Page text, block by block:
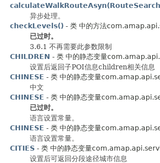
异步处理。
checkLevels() - 类 中的方法
已过时。
3.6.1 不再需要此参数限制
CHILDREN - 类 中的静态变量
设置后返回子POI信息children相关信息
CHINESE - 类 中的静态变量
中文
CHINESE - 类 中的静态变量
已过时。
语言设置常量。
CHINESE - 类 中的静态变量
语言设置常量。
CITIES - 类 中的静态变量
设置后可返回分段途径城市信息